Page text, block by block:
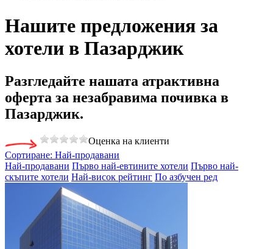
Нашите предложения за
хотели в Пазарджик
Разгледайте нашата атрактивна
оферта за незабравима почивка в
Пазарджик.
Сортиране: Най-продавани
Най-продавани Първо най-евтините хотели Първо най-
скъпите хотели Най-висок рейтинг По азбучен ред
Оценка на клиенти